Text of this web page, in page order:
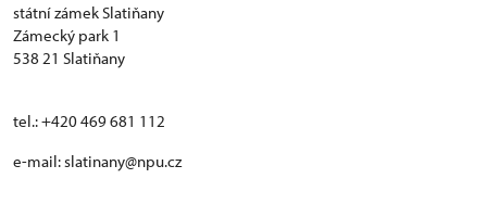
státní zámek Slatiňany
Zámecký park 1
538 21 Slatiňany
tel.: +420 469 681 112
e-mail: slatinany@npu.cz